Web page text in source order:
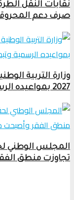
نقابات النقل
صرف دعم
2027 بمواعيده الرسمية وتبدأ فاتح شتنبر
المجلس الوطني
تجاوزت منطق